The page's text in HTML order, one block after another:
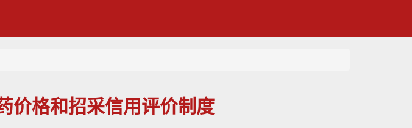
价格和招采信用评价制度